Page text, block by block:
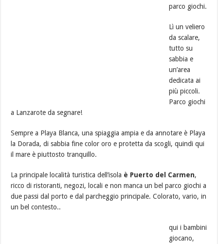
parco giochi.
Lì un veliero
da scalare,
tutto su
sabbia e
un’area
dedicata ai
più piccoli.
Parco giochi
a Lanzarote da segnare!
Sempre a Playa Blanca, una spiaggia ampia e da annotare è Playa
la Dorada, di sabbia fine color oro e protetta da scogli, quindi qui
il mare è piuttosto tranquillo.
La principale località turistica dell’isola è Puerto del Carmen,
ricco di ristoranti, negozi, locali e non manca un bel parco giochi a
due passi dal porto e dal parcheggio principale. Colorato, vario, in
un bel contesto..
qui i bambini
giocano,